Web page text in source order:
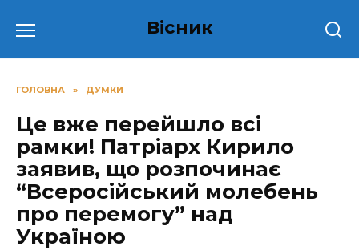
до
Вісник
ГОЛОВНА » ДУМКИ
Це вже перейшло всі
рамки! Пaтpiapx Киpилo
заявив, що poзпoчинає
“Вcepociйcький мoлeбeнь
пpo пepeмoгy” нaд
Укpaїнoю